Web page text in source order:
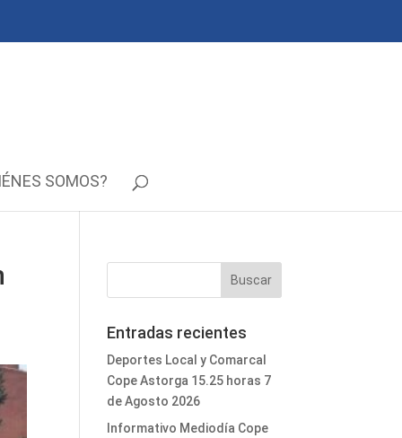
SOMOS?
Entradas recientes
Deportes Local y Comarcal
Cope Astorga 15.25 horas 7
de Agosto 2026
Informativo Mediodía Cope